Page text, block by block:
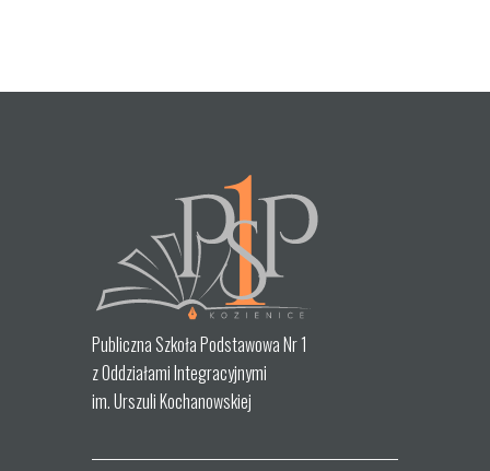
Publiczna Szkoła Podstawowa Nr 1
z Oddziałami Integracyjnymi
im. Urszuli Kochanowskiej